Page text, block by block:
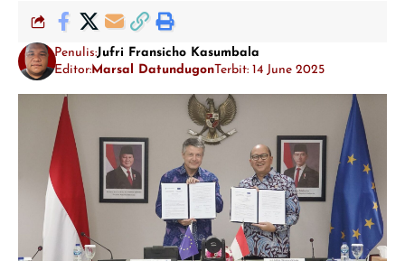
Penulis:Jufri Fransicho Kasumbala
Editor:Marsal DatundugonTerbit: 14 June 2025